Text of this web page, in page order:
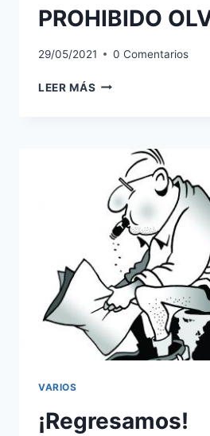
PROHIBIDO
29/05/2021 0 Comentarios
LEER MÁS PERÚ
PROHIBIDO
OLVIDAR
VARIOS
¡Regresamos!